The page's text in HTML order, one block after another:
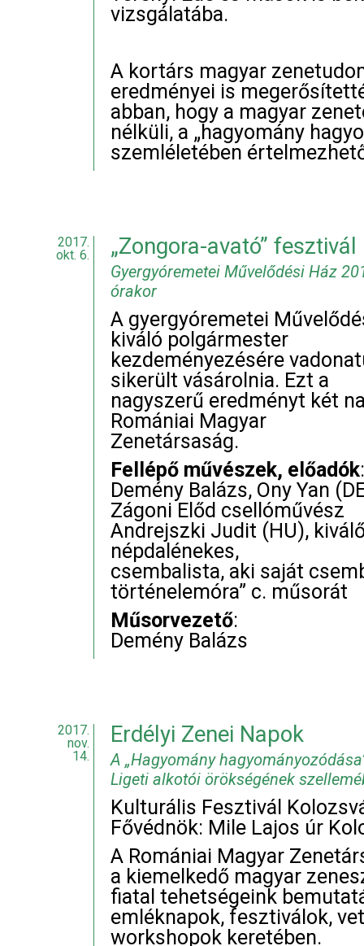
vizsgálatába.
A kortárs magyar
eredményei is
abban, hogy a magyar
nélküli, a „hagyomány
szemléletében
2017.
okt. 6.
„Zongora-avató”
Gyergyóremetei Művelődési Ház
órakor
A gyergyóremetei
kiváló polgármester
kezdeményezésére
sikerült vásárolnia. Ezt a
nagyszerű eredményt két
Romániai Magyar
Zenetársaság.
Fellépő művészek, előadók:
Demény Balázs, Ony Yan
Zágoni Előd csellóművész
Andrejszki Judit (HU),
népdalénekes,
csembalista, aki saját
történelemóra” c. műsorát
Műsorvezető:
Demény Balázs
2017.
nov.
14.
Erdélyi Zenei Napok
A „Hagyomány
Ligeti alkotói örökségének
Kulturális Fesztivál
Fővédnök: Mile Lajos úr
A Romániai Magyar
a kiemelkedő magyar
fiatal tehetségeink
emléknapok, fesztiválok,
workshopok keretében.